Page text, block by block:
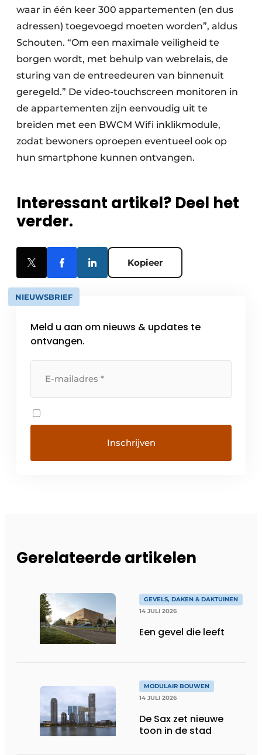
waar in één keer 300 appartementen (en dus
adressen) toegevoegd moeten worden”, aldus
Schouten. “Om een maximale veiligheid te
borgen wordt, met behulp van webrelais, de
sturing van de entreedeuren van binnenuit
geregeld.” De video-touchscreen monitoren in
de appartementen zijn eenvoudig uit te
breiden met een BWCM Wifi inklikmodule,
zodat bewoners oproepen eventueel ook op
hun smartphone kunnen ontvangen.
Interessant artikel? Deel het
verder.
Kopieer
NIEUWSBRIEF
Meld u aan om nieuws & updates te
ontvangen.
Gerelateerde artikelen
GEVELS, DAKEN & DAKTUINEN
14 JULI 2026
Een gevel die leeft
MODULAIR BOUWEN
14 JULI 2026
De Sax zet nieuwe
toon in de stad